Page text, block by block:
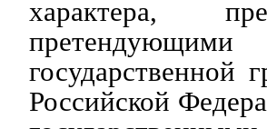
характера,
претендующими
государственной
Российской